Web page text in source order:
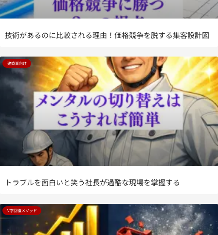
技術があるのに比較される理由！価格競争を脱する集客設計図
建築業向け
トラブルを面白いと笑う社長が過酷な現場を掌握する
V字回復メソッド